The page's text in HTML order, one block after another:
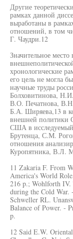
Другие
рамках данной
выработаны в
отношений, в том
Г. Чаудри.12
Значительное
хронологические
его цель не могла
научные труды
Болховитинова,
В.О. Печатнова,
Б.А. Ширяева,13 в
внешней политики
США в исследуемый
Брутенца, С.М.
отношения
Куропятника, В.Л.
11 Zakaria F. From
America's World
216 p.; Wohlforth IV.
during the Cold War.
Schweller RL.
Balance of Power. -
p.
12 Said E.W.